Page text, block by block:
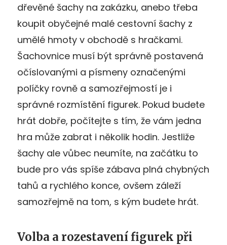
dřevěné šachy na zakázku, anebo třeba
koupit obyčejné malé cestovní šachy z
umělé hmoty v obchodě s hračkami.
Šachovnice musí být správně postavená
očíslovanými a písmeny označenými
políčky rovně a samozřejmostí je i
správné rozmístění figurek. Pokud budete
hrát dobře, počítejte s tím, že vám jedna
hra může zabrat i několik hodin. Jestliže
šachy ale vůbec neumíte, na začátku to
bude pro vás spíše zábava plná chybných
tahů a rychlého konce, ovšem záleží
samozřejmě na tom, s kým budete hrát.
Volba a rozestavení figurek při